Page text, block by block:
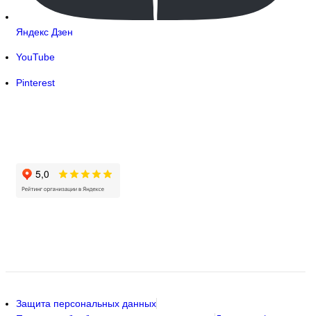
Яндекс Дзен
YouTube
Pinterest
Защита персональных данных